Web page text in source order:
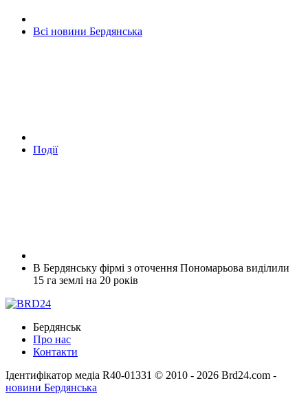
Всі новини Бердянська
Події
В Бердянську фірмі з оточення Пономарьова виділили
15 га землі на 20 років
Бердянськ
Про нас
Контакти
Ідентифікатор медіа R40-01331 © 2010 - 2026 Brd24.com -
новини Бердянська